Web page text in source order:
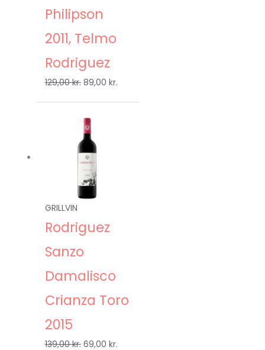
Philipson
2011, Telmo
Rodriguez
129,00kr. 89,00 kr.
GRILLVIN
Rodriguez
Sanzo
Damalisco
Crianza Toro
2015
139,00kr.
oprindelige
pris
var:
139,00 kr..
69,00 kr.